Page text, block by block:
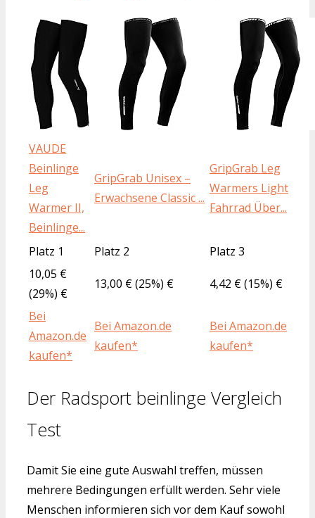
VAUDE
Beinlinge
Leg
Warmer II,
Beinlinge...
GripGrab Unisex –
Erwachsene Classic ...
GripGrab Leg
Warmers Light
Fahrrad Über...
Platz 1 Platz 2
Platz 3
10,05 €
(29%) €
13,00 € (25%) € 4,42 € (15%) €
Bei
Amazon.de
kaufen*
Bei Amazon.de
kaufen*
Bei Amazon.de
kaufen*
Der Radsport beinlinge Vergleich
Test
Damit Sie eine gute Auswahl treffen, müssen
mehrere Bedingungen erfüllt werden. Sehr viele
Menschen informieren sich vor dem Kauf sowohl